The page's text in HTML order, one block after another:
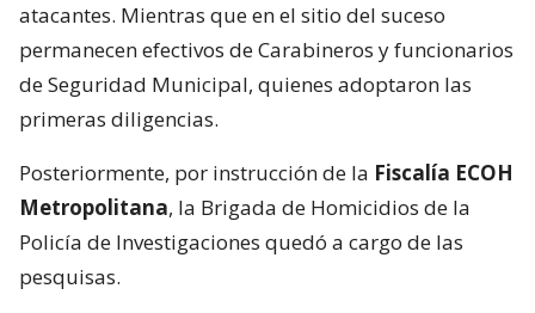
atacantes. Mientras que en el sitio del suceso
permanecen efectivos de Carabineros y funcionarios
de Seguridad Municipal, quienes adoptaron las
primeras diligencias.
Posteriormente, por instrucción de la Fiscalía ECOH
Metropolitana, la Brigada de Homicidios de la
Policía de Investigaciones quedó a cargo de las
pesquisas.